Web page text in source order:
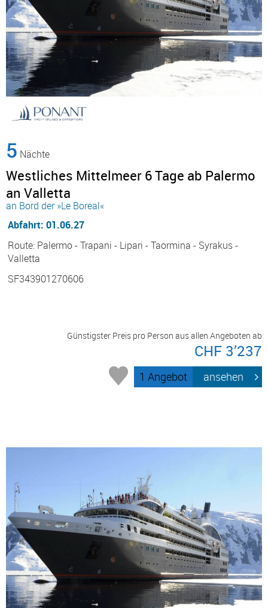
5 Nächte
Westliches Mittelmeer 6 Tage ab Palermo
an Valletta
an Bord der »Le Boreal«
Abfahrt: 01.06.27
Route: Palermo - Trapani - Lipari - Taormina - Syrakus -
Valletta
SF343901270606
Günstigster Preis pro Person aus allen Angeboten ab
CHF 3’237
1 Angebot ansehen